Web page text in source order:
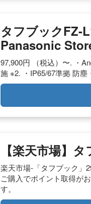
タフブックFZ-
Panasonic
97,900円 （税込）〜. ・
施 ※2. ・IP65/67準拠 防塵
【楽天市場】
楽天市場-「タフブック」
ご購入でポイント取得が
す。